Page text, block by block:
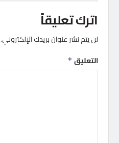
اترك تعليقاً
لن يتم نشر عنوان بريدك الإلكتروني.
التعليق *